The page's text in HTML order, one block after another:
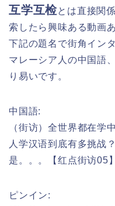
互学互检とは直接関
索したら興味ある動画
下記の題名で街角イン
マレーシア人の中国語
り易いです。
中国語:
（街访）全世界都在学
人学汉语到底有多挑战
是。。。【红点街访05】
ピンイン: